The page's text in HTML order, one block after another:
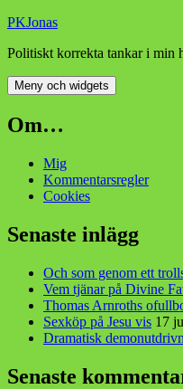
Hoppa
innehåll
PKJonas
Politiskt korrekta tankar i min
Meny och widgets
Om…
Mig
Kommentarsregler
Cookies
Senaste inlägg
Och som genom ett
Vem tjänar på Divine
Thomas Arnroths
Sexköp på Jesu vis 17
Dramatisk
Senaste